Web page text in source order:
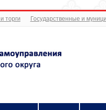
торги Государственные и